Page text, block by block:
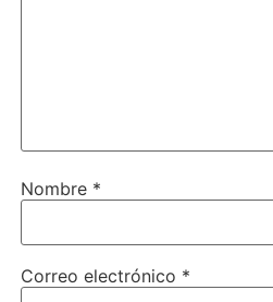
Nombre *
Correo electrónico *